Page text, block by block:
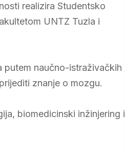
realizira Studentsko
UNTZ Tuzla i
putem naučno-istraživačkih
znanje o mozgu.
biomedicinski inžinjering i